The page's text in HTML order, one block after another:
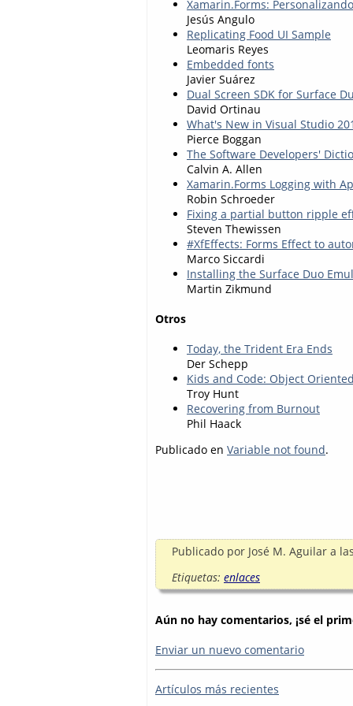
Xamarin.Forms:
Jesús Angulo
Replicating Food UI Sample
Leomaris Reyes
Embedded fonts
Javier Suárez
Dual Screen SDK for Surface
David Ortinau
What's New in Visual Studio
Pierce Boggan
The Software Developers'
Calvin A. Allen
Xamarin.Forms Logging with
Robin Schroeder
Fixing a partial button ripple
Steven Thewissen
#XfEffects: Forms Effect to
Marco Siccardi
Installing the Surface Duo
Martin Zikmund
Otros
Today, the Trident Era Ends
Der Schepp
Kids and Code: Object
Troy Hunt
Recovering from Burnout
Phil Haack
Publicado en Variable not found.
Publicado por José M. Aguilar a
Etiquetas: enlaces
Aún no hay comentarios, ¡sé el
Enviar un nuevo comentario
Artículos más recientes